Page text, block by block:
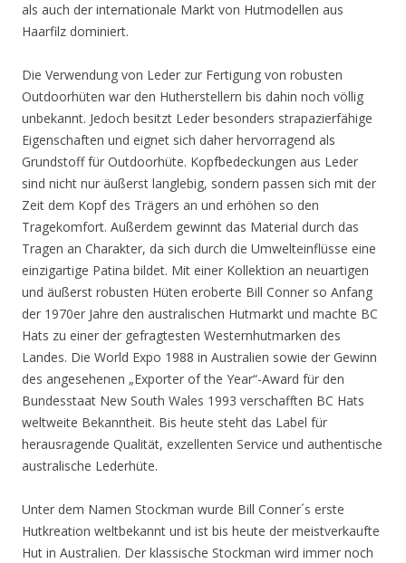
als auch der internationale Markt von Hutmodellen aus
Haarfilz dominiert.
Die Verwendung von Leder zur Fertigung von robusten
Outdoorhüten war den Hutherstellern bis dahin noch völlig
unbekannt. Jedoch besitzt Leder besonders strapazierfähige
Eigenschaften und eignet sich daher hervorragend als
Grundstoff für Outdoorhüte. Kopfbedeckungen aus Leder
sind nicht nur äußerst langlebig, sondern passen sich mit der
Zeit dem Kopf des Trägers an und erhöhen so den
Tragekomfort. Außerdem gewinnt das Material durch das
Tragen an Charakter, da sich durch die Umwelteinflüsse eine
einzigartige Patina bildet. Mit einer Kollektion an neuartigen
und äußerst robusten Hüten eroberte Bill Conner so Anfang
der 1970er Jahre den australischen Hutmarkt und machte BC
Hats zu einer der gefragtesten Westernhutmarken des
Landes. Die World Expo 1988 in Australien sowie der Gewinn
des angesehenen „Exporter of the Year“-Award für den
Bundesstaat New South Wales 1993 verschafften BC Hats
weltweite Bekanntheit. Bis heute steht das Label für
herausragende Qualität, exzellenten Service und authentische
australische Lederhüte.
Unter dem Namen Stockman wurde Bill Conner´s erste
Hutkreation weltbekannt und ist bis heute der meistverkaufte
Hut in Australien. Der klassische Stockman wird immer noch